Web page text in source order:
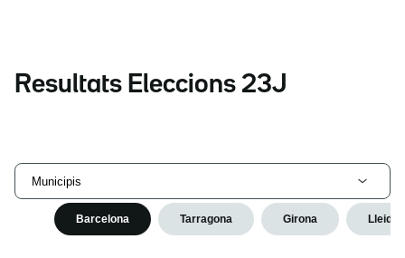
Resultats Eleccions 23J
Municipis
Barcelona Tarragona Girona Lleida